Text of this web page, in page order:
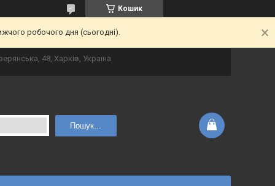
Кошик
робочого дня (сьогодні).
48, Харків, Україна
Пошук...